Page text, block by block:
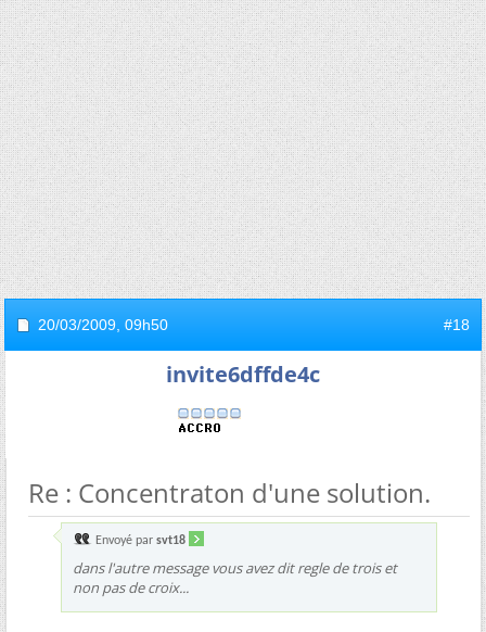
20/03/2009, 09h50 #18
invite6dffde4c
Re : Concentraton d'une solution.
Envoyé par svt18
dans l'autre message vous avez dit regle de trois et
non pas de croix...